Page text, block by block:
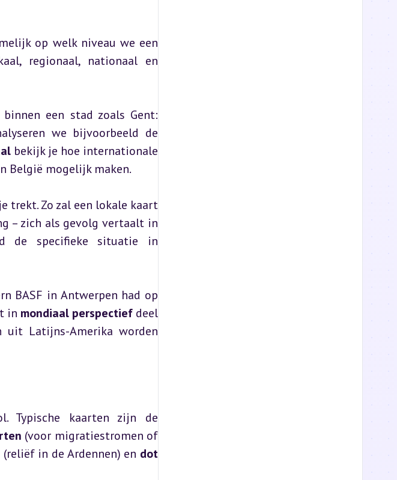
op welk niveau we een
regionaal, nationaal en
een stad zoals Gent:
we bijvoorbeeld de
bekijk je hoe internationale
België mogelijk maken.
trekt. Zo zal een lokale kaart
– zich als gevolg vertaalt in
de specifieke situatie in
in mondiaal perspectief deel
uit Latijns-Amerika worden
(voor migratiestromen of
(reliëf in de Ardennen) en dot